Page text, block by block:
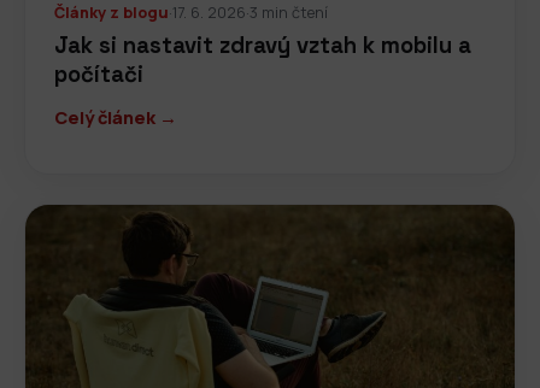
Články z blogu·17. 6. 2026·3 min čtení
Jak si nastavit zdravý vztah k mobilu a
počítači
Celý článek →